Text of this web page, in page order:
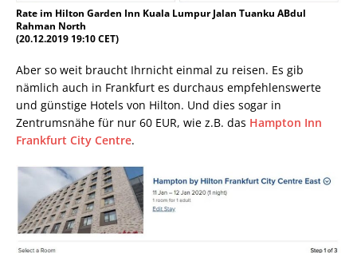
Rate im Hilton Garden Inn Kuala Lumpur Jalan Tuanku ABdul
Rahman North
(20.12.2019 19:10 CET)
Aber so weit braucht Ihrnicht einmal zu reisen. Es gib
nämlich auch in Frankfurt es durchaus empfehlenswerte
und günstige Hotels von Hilton. Und dies sogar in
Zentrumsnähe für nur 60 EUR, wie z.B. das Hampton Inn
Frankfurt City Centre.